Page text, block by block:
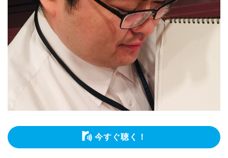
今すぐ聴く！